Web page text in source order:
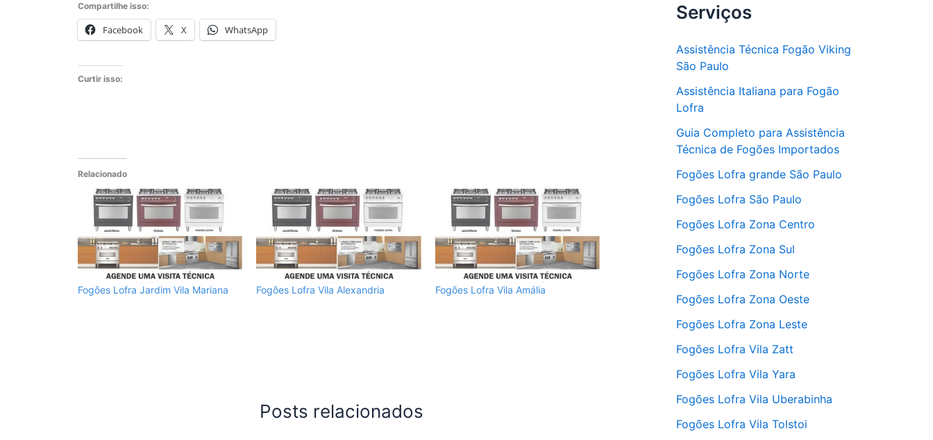
Compartilhe isso:
Facebook X WhatsApp
Curtir isso:
Relacionado
Fogões Lofra Jardim Vila Mariana Fogões Lofra Vila Alexandria Fogões Lofra Vila Amália
Posts relacionados
Serviços
Assistência Técnica Fogão Viking
São Paulo
Assistência Italiana para Fogão
Lofra
Guia Completo para Assistência
Técnica de Fogões Importados
Fogões Lofra grande São Paulo
Fogões Lofra São Paulo
Fogões Lofra Zona Centro
Fogões Lofra Zona Sul
Fogões Lofra Zona Norte
Fogões Lofra Zona Oeste
Fogões Lofra Zona Leste
Fogões Lofra Vila Zatt
Fogões Lofra Vila Yara
Fogões Lofra Vila Uberabinha
Fogões Lofra Vila Tolstoi